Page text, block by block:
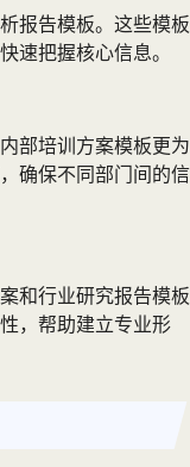
报告模板。这些模板
速把握核心信息。
部培训方案模板更为
确保不同部门间的信
和行业研究报告模板
，帮助建立专业形